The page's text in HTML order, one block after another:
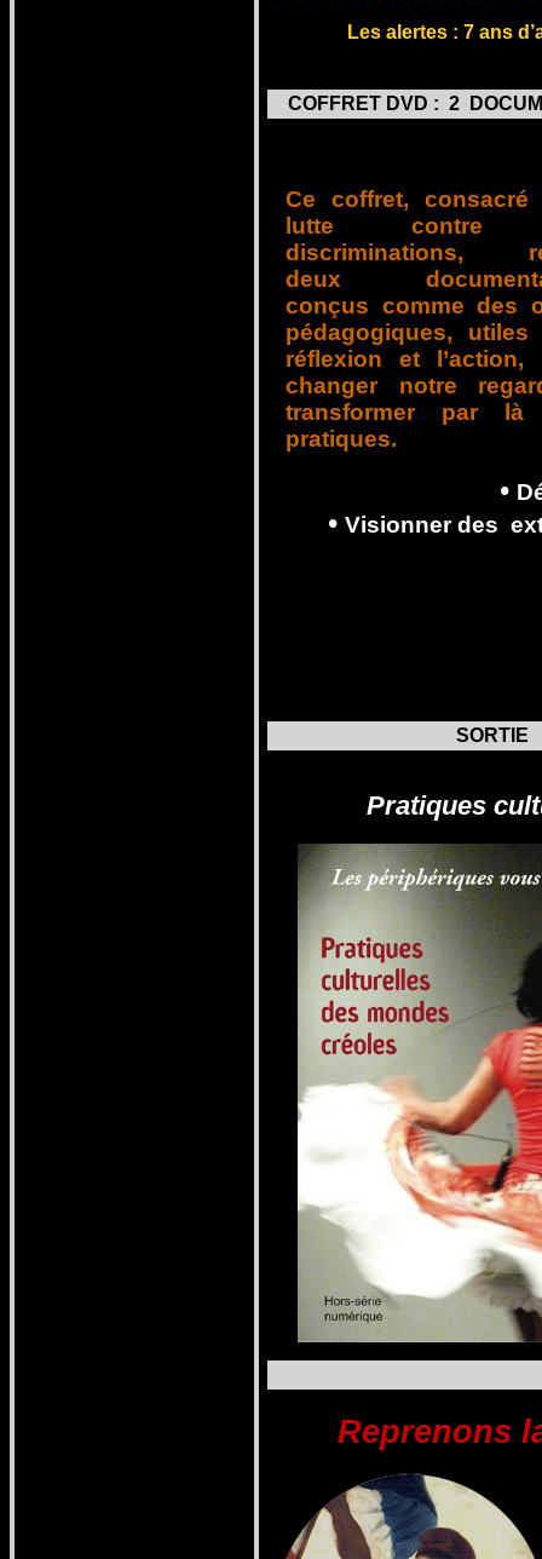
Les a lertes : 7 ans
COFFRET DVD : 2
Ce coffret,
lutte contre
discriminations,
deux
conçus comme des
pédagogiques,
réflexion et l’action,
changer notre
transformer par là
pratiques.
• D
• Visionnerdes
Pratiques
Reprenons